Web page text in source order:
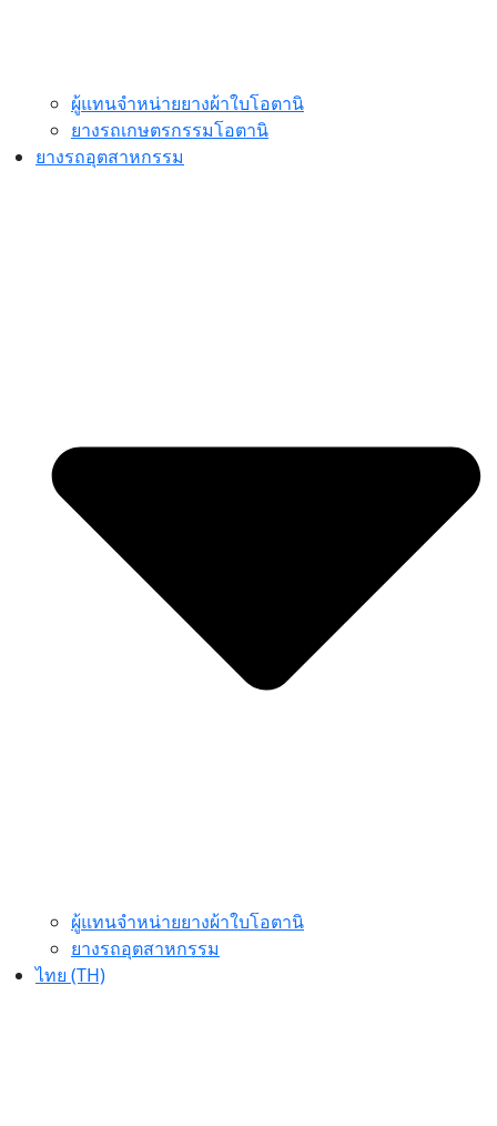
ผู้แทนจำหน่ายยางผ้าใบโอตานิ
ยางรถเกษตรกรรมโอตานิ
ยางรถอุตสาหกรรม
ผู้แทนจำหน่ายยางผ้าใบโอตานิ
ยางรถอุตสาหกรรม
ไทย (TH)